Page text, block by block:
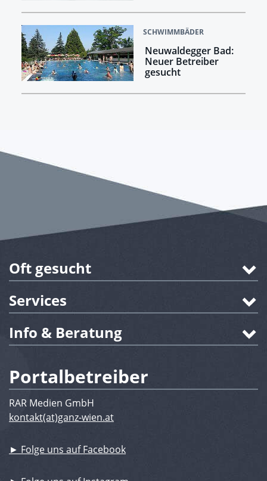
SCHWIMMBÄDER
Neuwaldegger Bad:
Neuer Betreiber
gesucht
Oft gesucht
Services
Info & Beratung
Portalbetreiber
RAR Medien GmbH
kontakt(at)ganz-wien.at
► Folge uns auf Facebook